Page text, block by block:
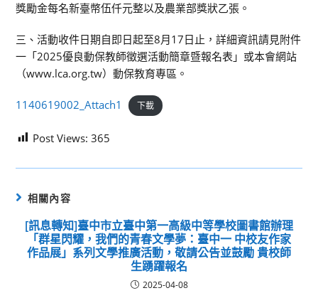
獎勵金每名新臺幣伍仟元整以及農業部獎狀乙張。
三、活動收件日期自即日起至8月17日止，詳細資訊請見附件
一「2025優良動保教師徵選活動簡章暨報名表」或本會網站
（www.lca.org.tw）動保教育專區。
1140619002_Attach1 下載
Post Views: 365
相關內容
[訊息轉知]臺中市立臺中第一高級中等學校圖書館辦理
「群星閃耀，我們的青春文學夢：臺中一 中校友作家
作品展」系列文學推廣活動，敬請公告並鼓勵 貴校師
生踴躍報名
2025-04-08